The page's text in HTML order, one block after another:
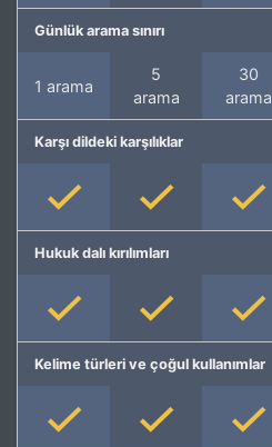
Günlük arama sınırı
1 arama
5
arama
30
arama
Karşı dildeki karşılıklar
Hukuk dalı kırılımları
Kelime türleri ve çoğul kullanımlar